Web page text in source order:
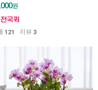
원
121 리뷰 3